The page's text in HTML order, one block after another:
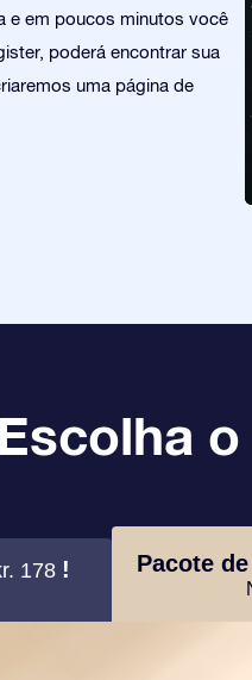
e em poucos minutos você
poderá encontrar sua
uma página de
Escolha
178 ! Pacote